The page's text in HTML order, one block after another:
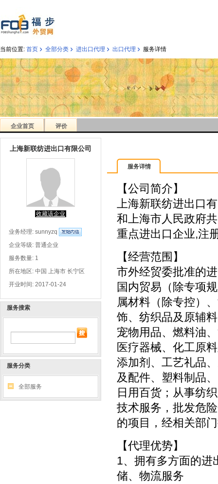
当前位置: 首页 › 全部分类 › 进出口代理 › 出口代理 › 服务详情
企业首页 评价
上海新联纺进出口有限公司
收藏该企业
业务经理: sunnyzq
企业等级: 普通企业
服务数量: 1
所在地区: 中国 上海市 长宁区
开业时间: 2017-01-24
服务搜索
服务分类
全部服务
服务详情
【公司简介】
上海新联纺进出口
和上海市人民政府
重点进出口企业,注
【经营范围】
市外经贸委批准的
国内贸易（除专项
属材料（除专控）
饰、纺织品及原辅
宠物用品、燃料油
医疗器械、化工原
添加剂、工艺礼品
及配件、塑料制品
日用百货；从事纺
技术服务，批发危
的项目，经相关部
【代理优势】
1、拥有多方面的进
储、物流服务